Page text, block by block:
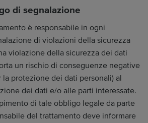
di segnalazione
è responsabile in ogni
di violazioni della sicurezza
violazione della sicurezza dei dati
un rischio di conseguenze negative
protezione dei dati personali) al
dei dati e/o alle parti interessate.
di tale obbligo legale da parte
del trattamento deve informare